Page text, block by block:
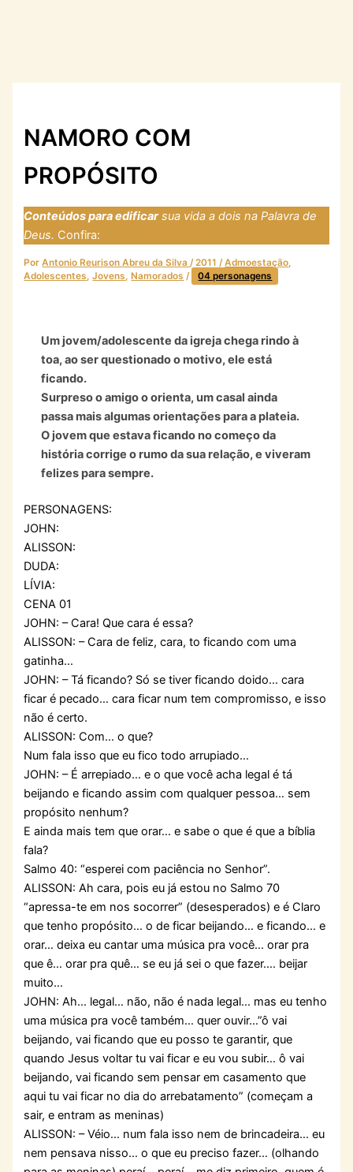
NAMORO COM
PROPÓSITO
Conteúdos para edificarsua vida a dois na Palavra de
Deus. Confira:
PorAntonio Reurison Abreu da Silva/2011/Admoestação,
Adolescentes,Jovens, Namorados / 04 personagens
Um jovem/adolescente da igreja chega rindo à
toa, ao ser questionado o motivo, ele está
ficando.
Surpreso o amigo o orienta, um casal ainda
passa mais algumas orientações para a plateia.
O jovem que estava ficando no começo da
história corrige o rumo da sua relação, e viveram
felizes para sempre.
PERSONAGENS:
JOHN:
ALISSON:
DUDA:
LÍVIA:
CENA 01
JOHN: – Cara! Que cara é essa?
ALISSON: – Cara de feliz, cara, to ficando com uma
gatinha…
JOHN: – Tá ficando? Só se tiver ficando doido… cara
ficar é pecado… cara ficar num tem compromisso, e isso
não é certo.
ALISSON: Com… o que?
Num fala isso que eu fico todo arrupiado…
JOHN: – É arrepiado… e o que você acha legal é tá
beijando e ficando assim com qualquer pessoa… sem
propósito nenhum?
E ainda mais tem que orar… e sabe o que é que a bíblia
fala?
Salmo 40: “esperei com paciência no Senhor”.
ALISSON: Ah cara, pois eu já estou no Salmo 70
“apressa-te em nos socorrer” (desesperados) e é Claro
que tenho propósito… o de ficar beijando… e ficando… e
orar… deixa eu cantar uma música pra você… orar pra
que ê… orar pra quê… se eu já sei o que fazer…. beijar
muito…
JOHN: Ah… legal… não, não é nada legal… mas eu tenho
uma música pra você também… quer ouvir…”ô vai
beijando, vai ficando que eu posso te garantir, que
quando Jesus voltar tu vai ficar e eu vou subir… ô vai
beijando, vai ficando sem pensar em casamento que
aqui tu vai ficar no dia do arrebatamento” (começam a
sair, e entram as meninas)
ALISSON: – Véio… num fala isso nem de brincadeira… eu
nem pensava nisso… o que eu preciso fazer… (olhando